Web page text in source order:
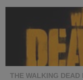
THE WALKING